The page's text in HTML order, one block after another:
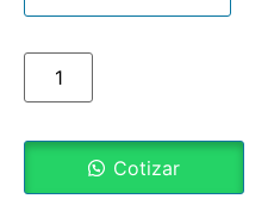
Cotizar